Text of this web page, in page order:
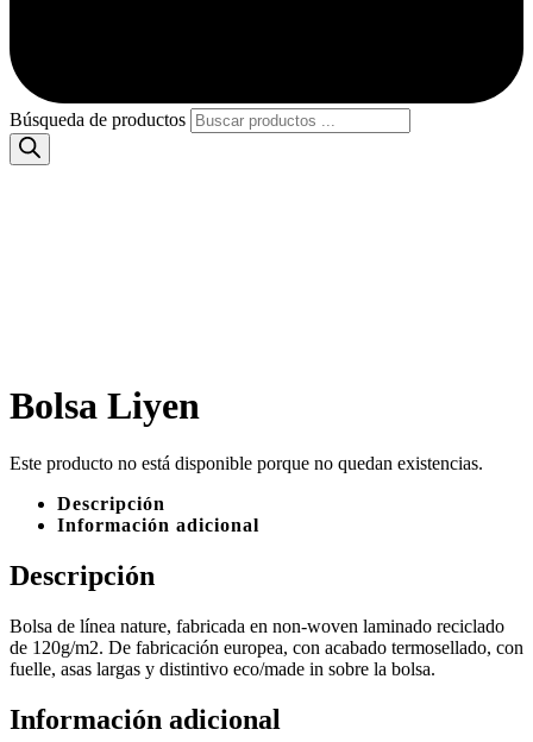
Búsqueda de productos
Bolsa Liyen
Este producto no está disponible porque no quedan existencias.
Descripción
Información adicional
Descripción
Bolsa de línea nature, fabricada en non-woven laminado reciclado
de 120g/m2. De fabricación europea, con acabado termosellado, con
fuelle, asas largas y distintivo eco/made in sobre la bolsa.
Información adicional